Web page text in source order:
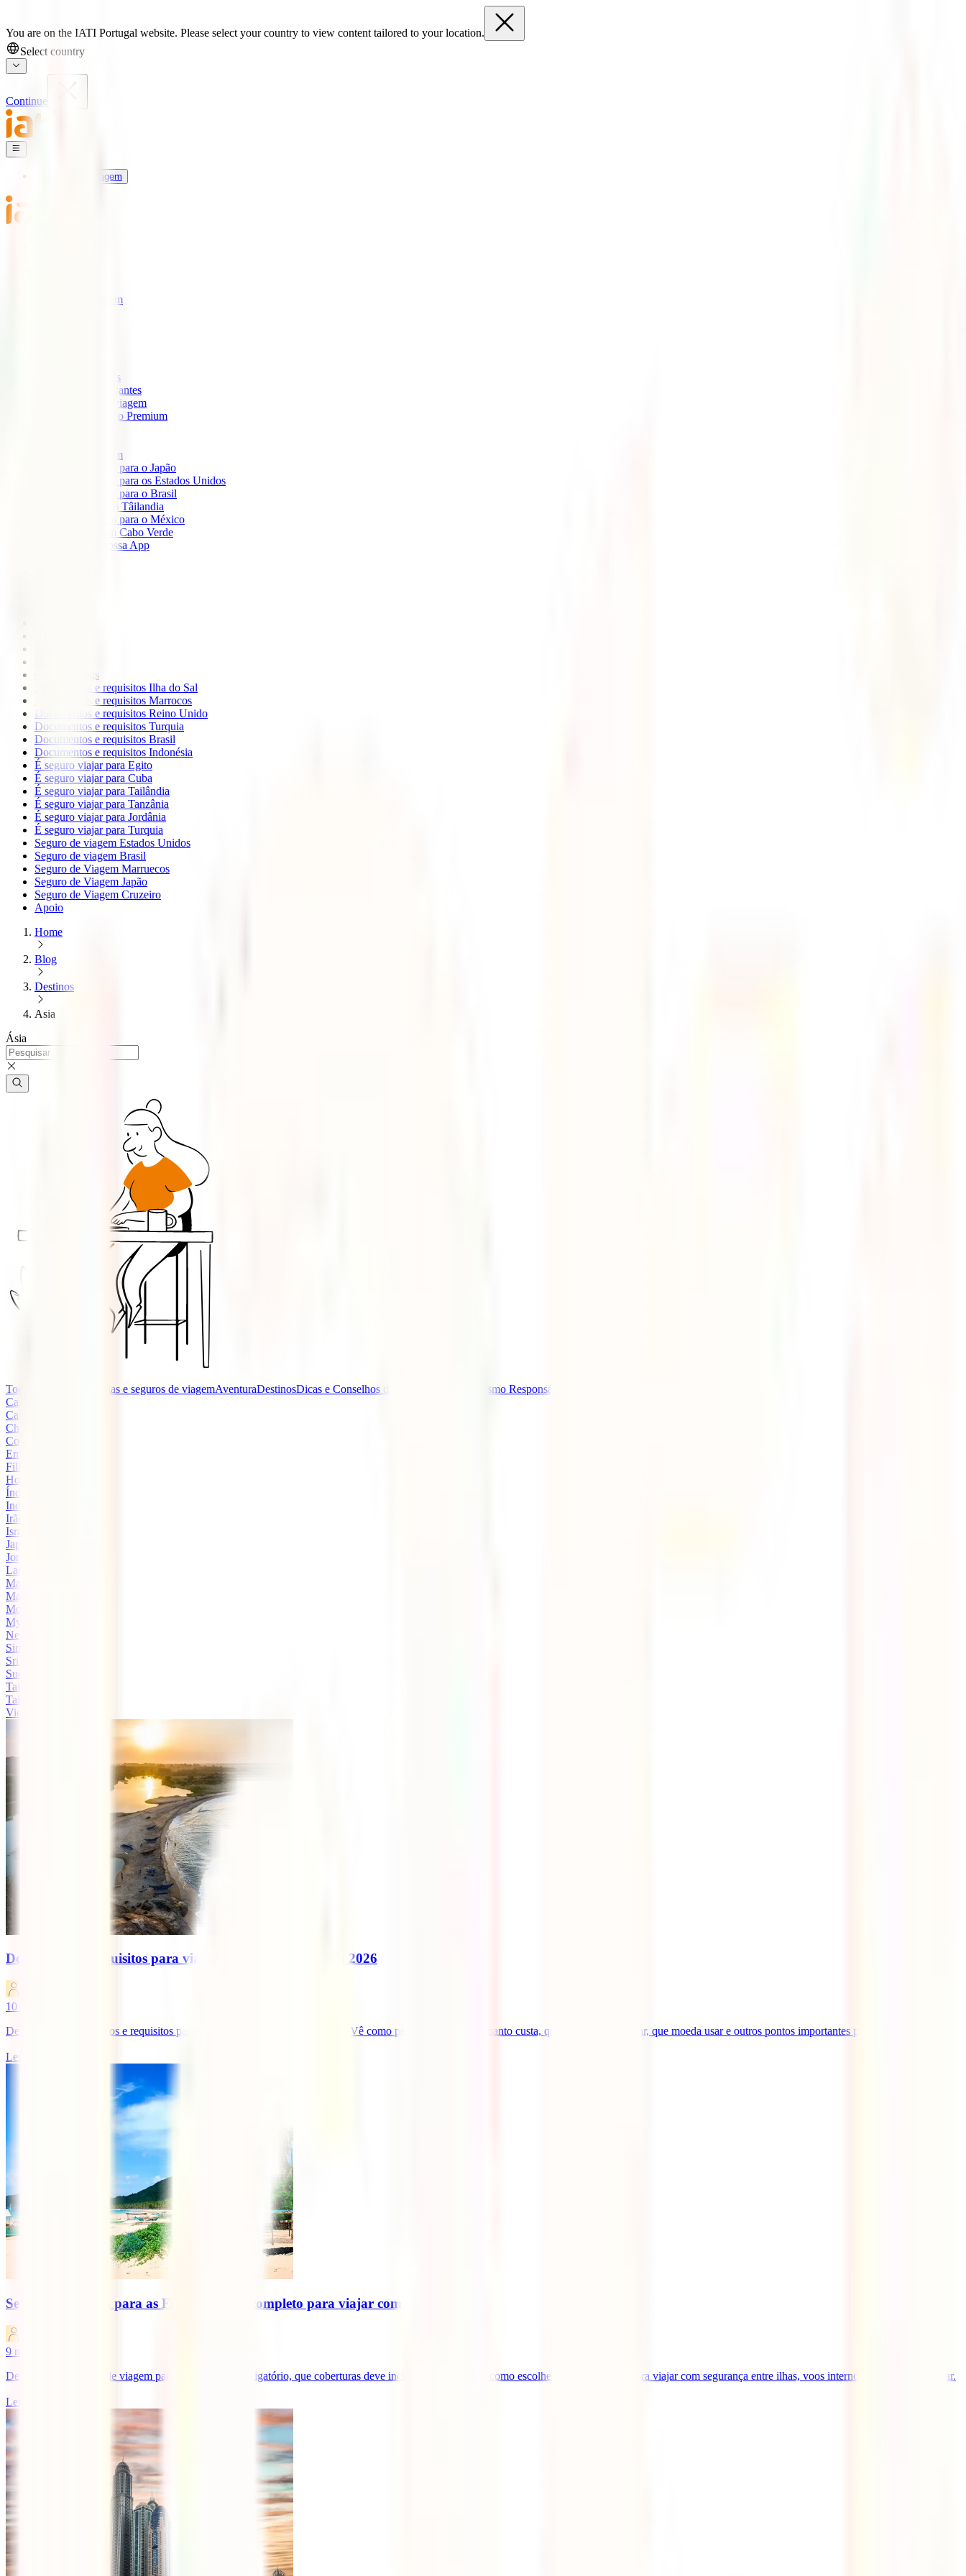
You are on the IATI Portugal website. Please select your country to view content tailored to your location.
Select country
Continue
Seguros de Viagem
Seguros de Viagem
IATI Escapadinhas
IATI Grandes Viajantes
IATI Anual Multiviagem
IATI Cancelamento Premium
Seguros de Viagem
Seguro de viagem para o Japão
Seguro de viagem para os Estados Unidos
Seguro de viagem para o Brasil
Seguro de Viagem Tâilandia
Seguro de viagem para o México
Seguro de viagem Cabo Verde
Descarregue a nossa App
todos os blogs
Documentos e requisitos Ilha do Sal
Documentos e requisitos Marrocos
Documentos e requisitos Reino Unido
Documentos e requisitos Turquia
Documentos e requisitos Brasil
Documentos e requisitos Indonésia
É seguro viajar para Egito
É seguro viajar para Cuba
É seguro viajar para Tailândia
É seguro viajar para Tanzânia
É seguro viajar para Jordânia
É seguro viajar para Turquia
Seguro de viagem Estados Unidos
Seguro de viagem Brasil
Seguro de Viagem Marruecos
Seguro de Viagem Japão
Seguro de Viagem Cruzeiro
Apoio
Home
Blog
Destinos
Asia
Ásia
Todas as categorias Guias e seguros de viagemAventuraDestinosDicas e Conselhos de Viagem
Turismo Responsável
Camboja
Catar
China
Coreia do Sul
Emirados Árabes
Filipinas
Hong Kong
Índia
Indonésia
Irão
Israel
Japão
Jordânia
Laos
Malásia
Maldivas
Mongólia
Myanmar
Nepal
Singapura
Sri Lanka
Sudeste Asiático
Tailândia
Taiwan
Vietname
Documentos e requisitos para viajar para o Sri Lanka em 2026
10
Descobre os documentos e requisitos para viajar para o Sri Lanka em 2026. Vê como pedir o visto ETA, quanto custa, que vacinas considerar, que moeda usar e outros pontos importantes para a tua viagem.
Ler mais
Seguro de viagem para as Filipinas: guia completo para viajar com segurança
9 minutos de leitura
Descobre se o seguro de viagem para as Filipinas é obrigatório, que coberturas deve incluir, quanto custa e como escolher a melhor opção para viajar com segurança entre ilhas, voos internos e atividades no mar.
Ler mais